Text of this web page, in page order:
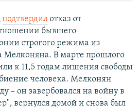
подтвердил отказ от
бывшего
строгого режима из
Мелконяна. В марте прошлого
к 11,5 годам лишения свободы
человека. Мелконян
– он завербовался на войну в
вернулся домой и снова был